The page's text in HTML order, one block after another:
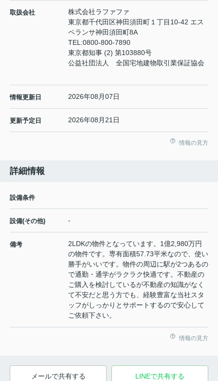
取扱会社
株式会社ラファファ
東京都千代田区神田須田町１丁目10-42 エス
ペランサ神田須田町8A
TEL:0800-800-7890
東京都知事 (2) 第103880号
公益社団法人 全国宅地建物取引業保証協会
情報更新日 2026年08月07日
更新予定日 2026年08月21日
情報の見方
詳細情報
設備条件
設備(その他) -
備考
2LDKの物件となっています。1億2,980万円
の物件です。専有面積57.73平米なので、使い
勝手がいいです。物件の周辺に駅が2つあるの
で通勤・通学がラクラク快適です。不動産の
ご購入を検討しているが不動産の知識がなく
て不安だと思う方でも、経験豊富な当社スタ
ッフがしっかりとサポートするので安心して
ご依頼下さい。
情報の見方
メールで共有する LINEで共有する